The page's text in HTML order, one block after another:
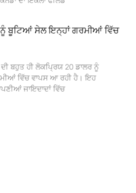
ਨੂੰ ਬੂਟਿਆਂ ਸੇਲ ਇਨ੍ਹਾਂ ਗਰਮੀਆਂ ਵਿੱਚ
ਦੀ ਬਹੁਤ ਹੀ ਲੋਕਪ੍ਰਿਯ 20 ਡਾਲਰ ਨੂੰ
ਵਿੱਚ ਵਾਪਸ ਆ ਰਹੀ ਹੈ। ਇਹ
ਜਾਇਦਾਦਾਂ ਵਿੱਚ